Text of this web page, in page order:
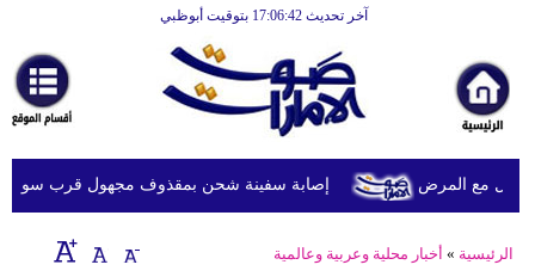
آخر تحديث 17:06:42 بتوقيت أبوظبي
أخبارعاجلة
رياضة
ثقافة
إقتصاد
إصابة سفينة شحن بمقذوف مجهول قرب سواحل مع المرض
الرئيسية » أخبار محلية وعربية وعالمية